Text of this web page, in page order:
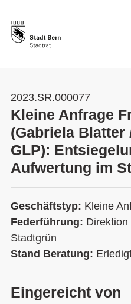
2023.SR.000077
Kleine Anfrage
(Gabriela Blatter
GLP):
Aufwertung im
Geschäftstyp: Kleine
Federführung: Direktion
Stadtgrün
Stand Beratung:
Eingereicht von